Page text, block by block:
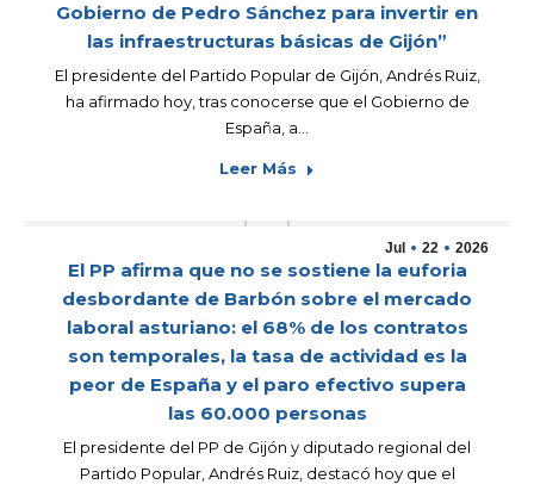
Gobierno de Pedro Sánchez para invertir en
las infraestructuras básicas de Gijón”
El presidente del Partido Popular de Gijón, Andrés Ruiz,
ha afirmado hoy, tras conocerse que el Gobierno de
España, a…
Leer Más
Jul 22 2026
El PP afirma que no se sostiene la euforia
desbordante de Barbón sobre el mercado
laboral asturiano: el 68% de los contratos
son temporales, la tasa de actividad es la
peor de España y el paro efectivo supera
las 60.000 personas
El presidente del PP de Gijón y diputado regional del
Partido Popular, Andrés Ruiz, destacó hoy que el